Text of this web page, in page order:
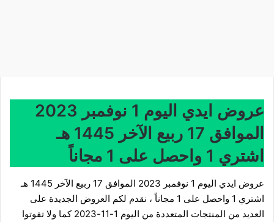
عروض ايدي اليوم 1 نوفمبر 2023
الموافق 17 ربيع الآخر 1445 هـ
اشتري 1 واحصل على 1 مجاناً
عروض ايدي اليوم 1 نوفمبر 2023 الموافق 17 ربيع الآخر 1445 هـ
اشتري 1 واحصل على 1 مجاناً ، نقدم لكم العروض الجديدة على
العديد من المنتجات المتعددة من اليوم 1-11-2023 كما ولا تفوتوا